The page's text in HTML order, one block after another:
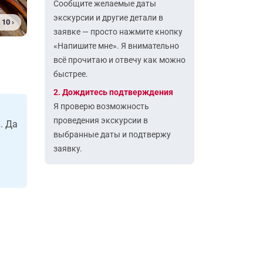
›
Да
Сообщите желаемые даты
экскурсии и другие детали в
заявке — просто нажмите кнопку
«Напишите мне». Я внимательно
всё прочитаю и отвечу как можно
быстрее.
2. Дождитесь подтверждения
Я проверю возможность
проведения экскурсии в
выбранные даты и подтвержу
заявку.